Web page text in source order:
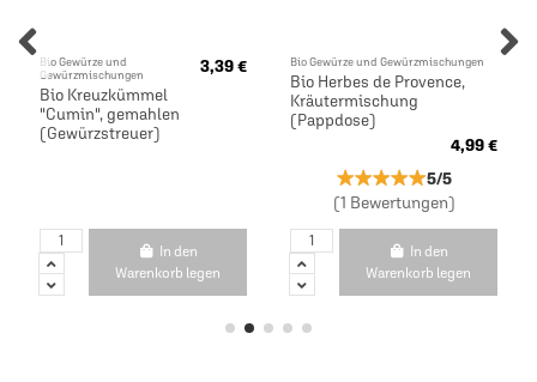
Bio Gewürze und
Gewürzmischungen
Bio Kreuzkümmel
"Cumin", gemahlen
(Gewürzstreuer)
3,39 €
In den
Warenkorb legen
Bio Gewürze und Gewürzmischungen
Bio Herbes de Provence,
Kräutermischung
(Pappdose)
4,99 €
★★★★★
★★★★★5/5
(1 Bewertungen)
In den
Warenkorb legen